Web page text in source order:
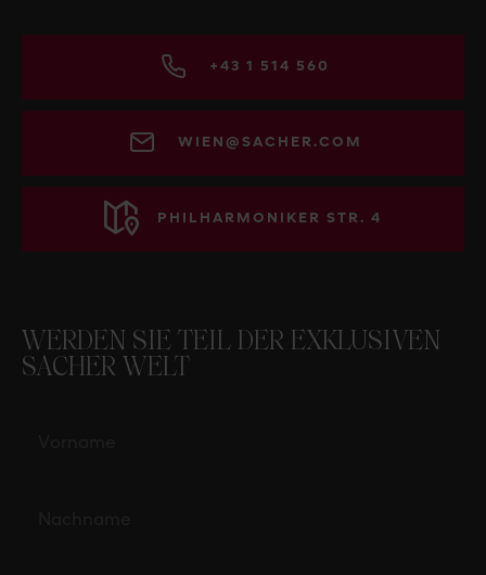
+43 1 514 560
WIEN@SACHER.COM
PHILHARMONIKER STR. 4
WERDEN SIE TEIL DER EXKLUSIVEN
SACHER WELT